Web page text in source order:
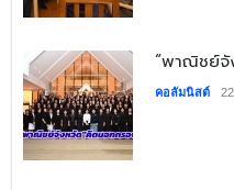
​“พาณิชย์จั
คอลัมนิสต์